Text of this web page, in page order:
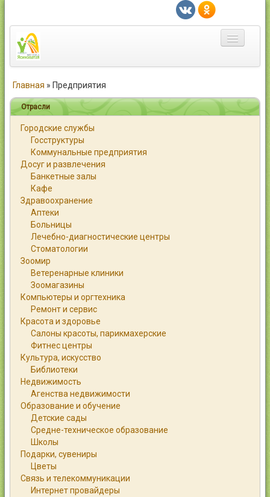
Город
Статьи
Каталог
Справочник
Работа
Объявления
Контакты
Главная » Предприятия
Отрасли
Городские службы
Госструктуры
Коммунальные предприятия
Досуг и развлечения
Банкетные залы
Кафе
Здравоохранение
Аптеки
Больницы
Лечебно-диагностические центры
Стоматологии
Зоомир
Ветеренарные клиники
Зоомагазины
Компьютеры и оргтехника
Ремонт и сервис
Красота и здоровье
Салоны красоты, парикмахерские
Фитнес центры
Культура, искусство
Библиотеки
Недвижимость
Агенства недвижимости
Образование и обучение
Детские сады
Средне-техническое образование
Школы
Подарки, сувениры
Цветы
Связь и телекоммуникации
Интернет провайдеры